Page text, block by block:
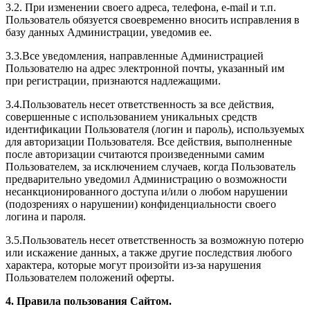
3.2. При изменении своего адреса, телефона, e-mail и т.п.
Пользователь обязуется своевременно вносить исправления в
базу данных Администрации, уведомив ее.
3.3.Все уведомления, направленные Администрацией
Пользователю на адрес электронной почты, указанный им
при регистрации, признаются надлежащими.
3.4.Пользователь несет ответственность за все действия,
совершенные с использованием уникальных средств
идентификации Пользователя (логин и пароль), используемых
для авторизации Пользователя. Все действия, выполненные
после авторизации считаются произведенными самим
Пользователем, за исключением случаев, когда Пользователь
предварительно уведомил Администрацию о возможности
несанкционированного доступа и/или о любом нарушении
(подозрениях о нарушении) конфиденциальности своего
логина и пароля.
3.5.Пользователь несет ответственность за возможную потерю
или искажение данных, а также другие последствия любого
характера, которые могут произойти из-за нарушения
Пользователем положений оферты.
4. Правила пользования Сайтом.